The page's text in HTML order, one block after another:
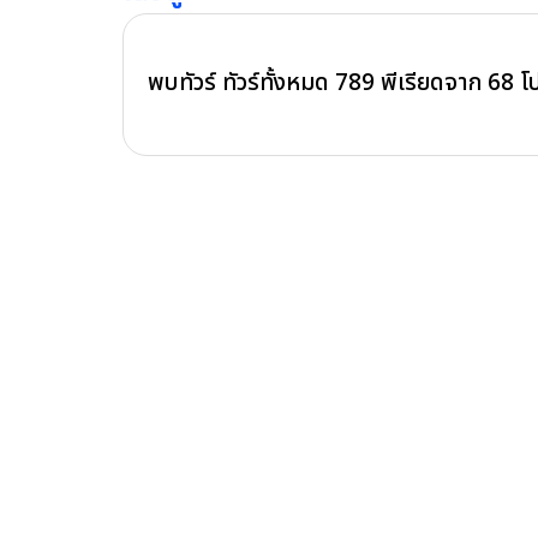
พบทัวร์ ทัวร์ทั้งหมด 789 พีเรียดจาก 68